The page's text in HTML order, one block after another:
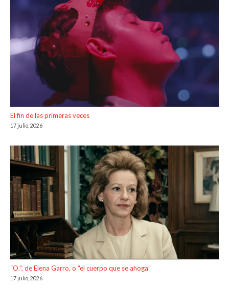
El fin de las primeras veces
17 julio, 2026
“O.”, de Elena Garro, o “el cuerpo que se ahoga”
17 julio, 2026